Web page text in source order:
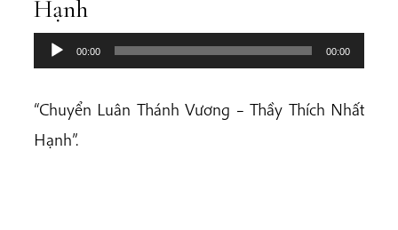
Hạnh
00:00 00:00
“Chuyển Luân Thánh Vương – Thầy Thích Nhất
Hạnh”.